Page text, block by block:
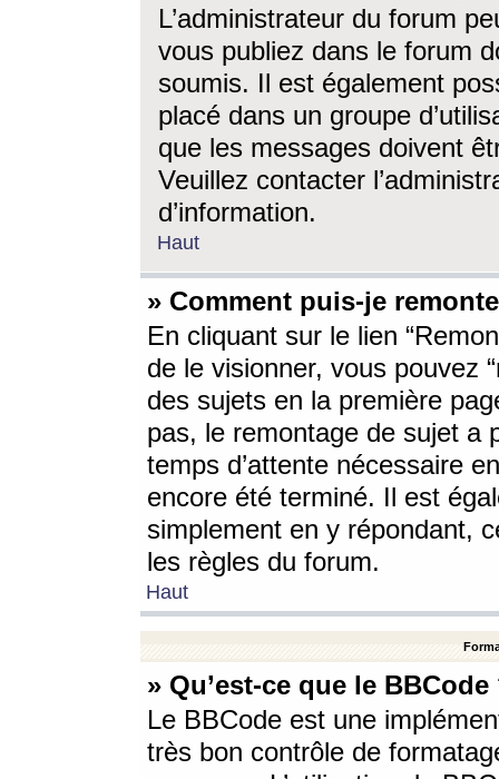
L’administrateur du forum
vous publiez dans le forum
soumis. Il est également
placé dans un groupe
que les messages doivent
Veuillez contacter
d’information.
Haut
» Comment puis-je
En cliquant sur le lien
de le visionner, vous pouvez
des sujets en la première
pas, le remontage de sujet a
temps d’attente nécessaire
encore été terminé. Il est
simplement en y répondant,
les règles du forum.
Haut
» Qu’est-ce que le BBCode
Le BBCode est une
très bon contrôle de